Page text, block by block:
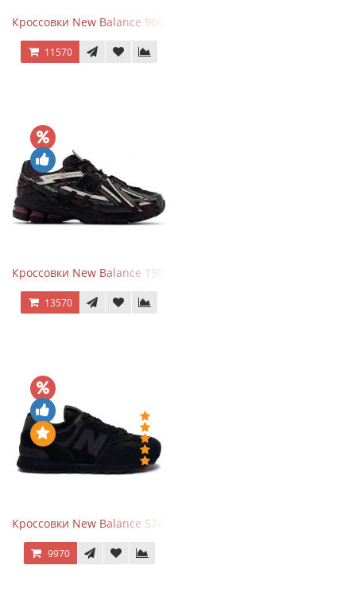
Кроссовки New Balance 9060 Quartz Grey
11570
Кроссовки New Balance 1906A Dragon Berry
13570
Кроссовки New Balance 574 All Black
9970